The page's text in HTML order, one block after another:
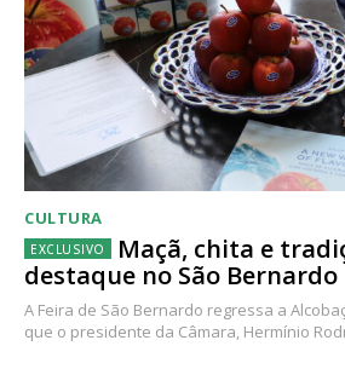
CULTURA
Maçã, chita e
destaque no São Bernardo
A Feira de São Bernardo regressa a
que o presidente da Câmara, Hermínio